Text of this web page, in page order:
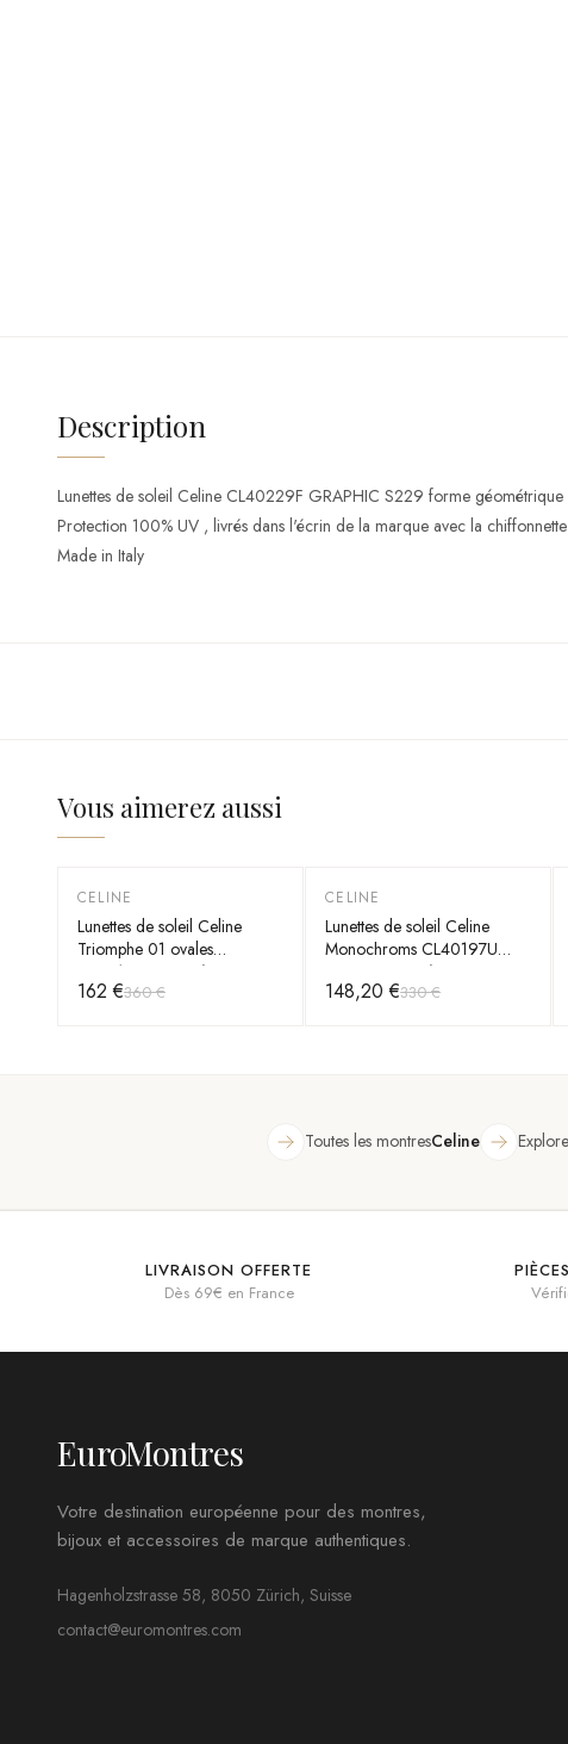
Description
Lunettes de soleil Celine CL40229F GRAPHIC S229 forme géométrique
Protection 100% UV , livrés dans l'écrin de la marque avec la
Made in Italy
Vous aimerez aussi
-55 %
CELINE
Lunettes de soleil Celine
Triomphe 01 ovales
CL40194U en acétate
162 €360 €
-55 %
CELINE
Lunettes de soleil Celine
Monochroms CL40197U
monture en acétate
148,20 €330 €
Toutes les montresCeline
LIVRAISON OFFERTE
Dès 69€ en France
EuroMontres
Votre destination européenne pour des montres,
bijoux et accessoires de marque authentiques.
Hagenholzstrasse 58, 8050 Zürich, Suisse
contact@euromontres.com